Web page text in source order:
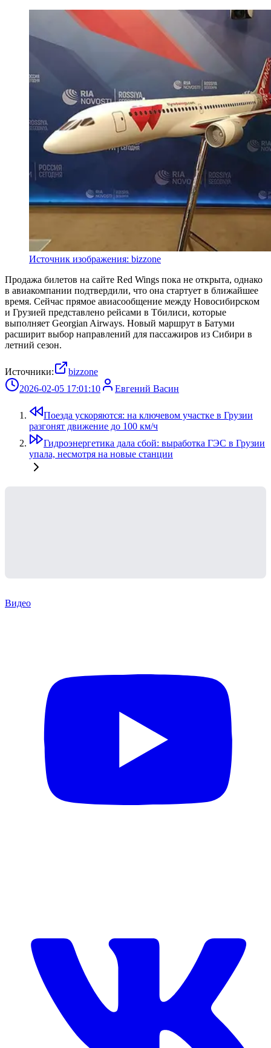
Источник изображения: bizzone
Продажа билетов на сайте Red Wings пока не открыта, однако
в авиакомпании подтвердили, что она стартует в ближайшее
время. Сейчас прямое авиасообщение между Новосибирском
и Грузией представлено рейсами в Тбилиси, которые
выполняет Georgian Airways. Новый маршрут в Батуми
расширит выбор направлений для пассажиров из Сибири в
летний сезон.
Источники:
bizzone
2026-02-05 17:01:10
Евгений Васин
Поезда ускоряются: на ключевом участке в Грузии
разгонят движение до 100 км/ч
Гидроэнергетика дала сбой: выработка ГЭС в Грузии
упала, несмотря на новые станции
Видео